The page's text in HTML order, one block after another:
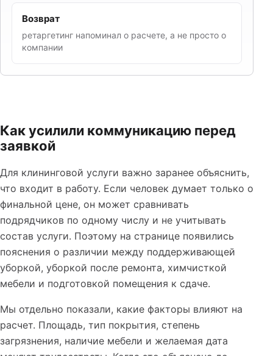
Возврат
ретаргетинг напоминал о расчете, а не просто о
компании
Как усилили коммуникацию перед
заявкой
Для клининговой услуги важно заранее объяснить,
что входит в работу. Если человек думает только о
финальной цене, он может сравнивать
подрядчиков по одному числу и не учитывать
состав услуги. Поэтому на странице появились
пояснения о различии между поддерживающей
уборкой, уборкой после ремонта, химчисткой
мебели и подготовкой помещения к сдаче.
Мы отдельно показали, какие факторы влияют на
расчет. Площадь, тип покрытия, степень
загрязнения, наличие мебели и желаемая дата